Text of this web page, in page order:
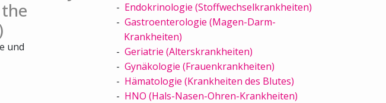
und
Endokrinologie (Stoffwechselkrankheiten)
Gastroenterologie (Magen-Darm-
Krankheiten)
Geriatrie (Alterskrankheiten)
Gynäkologie (Frauenkrankheiten)
Hämatologie (Krankheiten des Blutes)
HNO (Hals-Nasen-Ohren-Krankheiten)